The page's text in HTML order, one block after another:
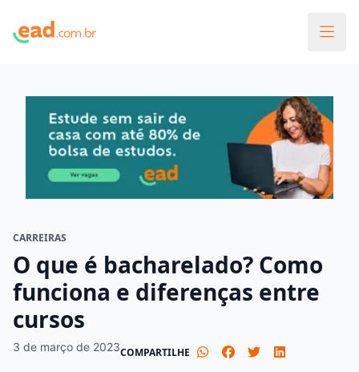
CARREIRAS
O que é bacharelado? Como
funciona e diferenças entre
cursos
3 de março de 2023COMPARTILHE